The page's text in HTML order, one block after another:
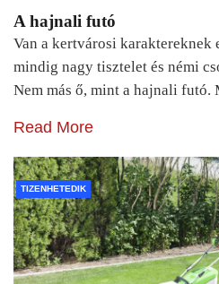
A hajnali futó
Van a kertvárosi
mindig nagy tisztelet és némi
Nem más ő, mint a hajnali
Read More
TIZENHETEDIK